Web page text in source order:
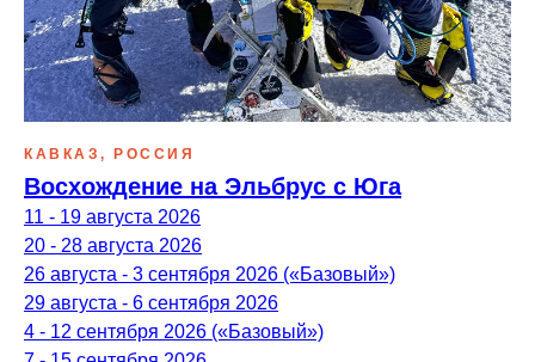
КАВКАЗ, РОССИЯ
Восхождение на Эльбрус с Юга
11 - 19 августа 2026
20 - 28 августа 2026
26 августа - 3 сентября 2026 («Базовый»)
29 августа - 6 сентября 2026
4 - 12 сентября 2026 («Базовый»)